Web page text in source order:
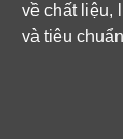
về chất liệu,
và tiêu